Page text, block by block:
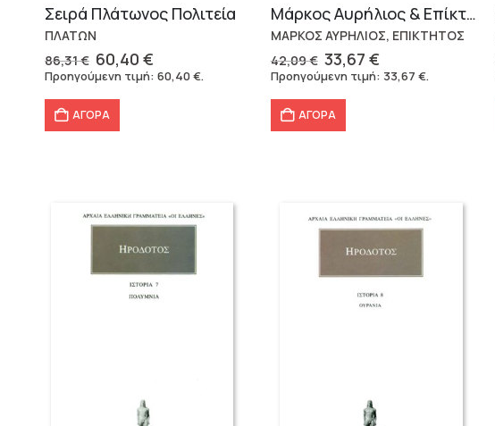
Σειρά Πλάτωνος Πολιτεία
ΠΛΑΤΩΝ
86,31€ Original
price
86,31 €.
60,40€
τρέχουσα
Προηγούμενη τιμή: 60,40€.
ΑΓΟΡΑ
Μάρκος Αυρήλιος & Επίκτητος (Επίτομα)
ΜΑΡΚΟΣ ΑΥΡΗΛΙΟΣ, ΕΠΙΚΤΗΤΟΣ
42,09€ Original
price
42,09 €.
33,67 €Η
τρέχουσα
Προηγούμενη τιμή: 33,67 €.
ΑΓΟΡΑ